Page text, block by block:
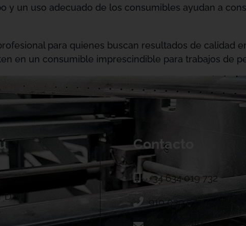
y un uso adecuado de los consumibles ayudan a
para quienes buscan resultados de calidad
en un consumible imprescindible para trabajos de
DTF
Contacto
+34 634 019 732
910 039 973